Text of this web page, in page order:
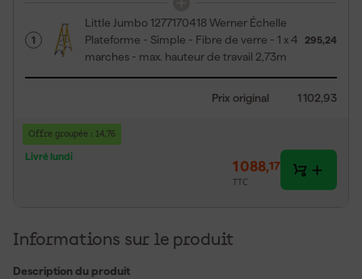
1
Little Jumbo 1277170418 Werner Échelle
Plateforme - Simple - Fibre de verre - 1 x 4
marches - max. hauteur de travail 2,73m
295,24
Prix original 1 102,93
Offre groupée : 14,76
Livré lundi
1 088,17
TTC
Informations sur le produit
Description du produit